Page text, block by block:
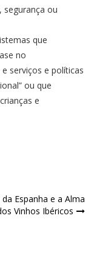
segurança ou
que
no
serviços e políticas
ou que
e
da Espanha e a Alma
Vinhos Ibéricos